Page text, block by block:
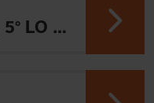
TRAIL-O: NEL PRE-O, 5° LO JUNIOR LAMBERTINI E AARON GAIO 8°. NEI PARALIMPICI 20° GALVAN